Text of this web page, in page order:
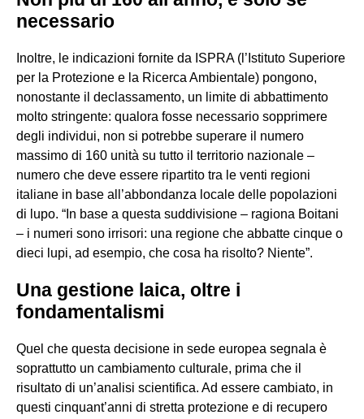
necessario
Inoltre, le indicazioni fornite da ISPRA (l’Istituto Superiore
per la Protezione e la Ricerca Ambientale) pongono,
nonostante il declassamento, un limite di abbattimento
molto stringente: qualora fosse necessario sopprimere
degli individui, non si potrebbe superare il numero
massimo di 160 unità su tutto il territorio nazionale –
numero che deve essere ripartito tra le venti regioni
italiane in base all’abbondanza locale delle popolazioni
di lupo. “In base a questa suddivisione – ragiona Boitani
– i numeri sono irrisori: una regione che abbatte cinque o
dieci lupi, ad esempio, che cosa ha risolto? Niente”.
Una gestione laica, oltre i
fondamentalismi
Quel che questa decisione in sede europea segnala è
soprattutto un cambiamento culturale, prima che il
risultato di un’analisi scientifica. Ad essere cambiato, in
questi cinquant’anni di stretta protezione e di recupero